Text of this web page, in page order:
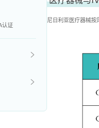
认证
尼日利亚医疗器械按